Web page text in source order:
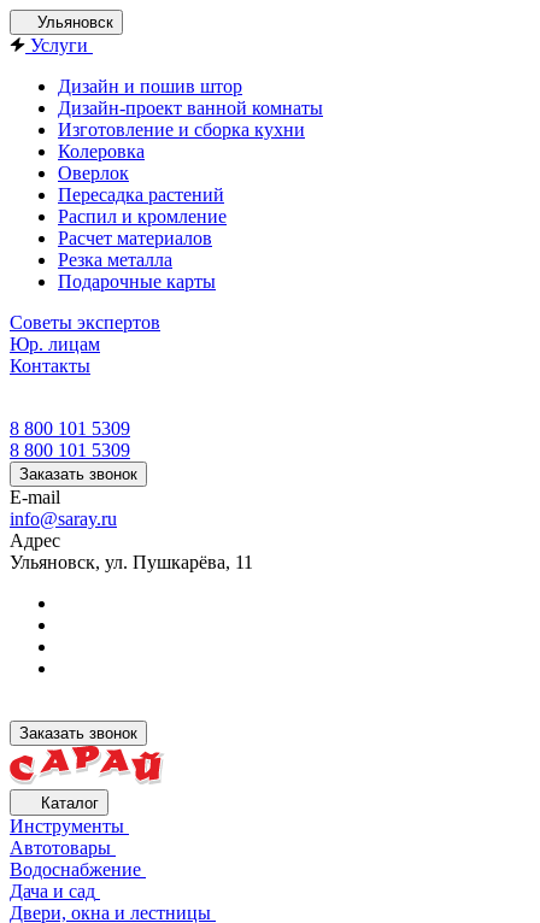
Ульяновск
Услуги
Дизайн и пошив штор
Дизайн-проект ванной комнаты
Изготовление и сборка кухни
Колеровка
Оверлок
Пересадка растений
Распил и кромление
Расчет материалов
Резка металла
Подарочные карты
Советы экспертов
Юр. лицам
Контакты
8 800 101 5309
8 800 101 5309
Заказать звонок
E-mail
info@saray.ru
Адрес
Ульяновск, ул. Пушкарёва, 11
Заказать звонок
Каталог
Инструменты
Автотовары
Водоснабжение
Дача и сад
Двери, окна и лестницы